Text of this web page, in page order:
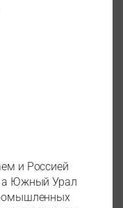
и Россией
а Южный Урал